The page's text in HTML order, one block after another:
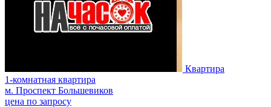
Квартира
1-комнатная квартира
м. Проспект Большевиков
цена по запросу